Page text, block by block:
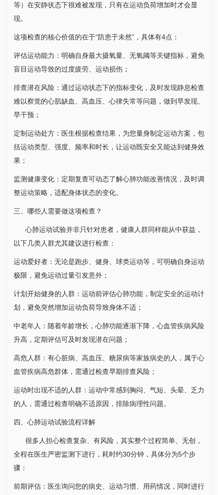
等）在安静状态下很难被发现，只有在运动负荷增加时才会显
现。
这项检查的核心价值的在于“防患于未然”，具体有4点：
评估运动能力：明确自身最大摄氧量、无氧阈等关键指标，避免
盲目运动导致的过度疲劳、运动损伤；
排查潜在风险：通过运动状态下的指标变化，及时发现静息检查
难以察觉的心肌缺血、高血压、心律失常等问题，做到早发现、
早干预；
定制运动处方：医生根据检查结果，为您量身制定运动方案，包
括运动类型、强度、频率和时长，让运动既安全又能达到健身效
果；
监测健康变化：定期复查可动态了解心肺功能改善情况，及时调
整运动策略，适配身体状态的变化。
三、哪些人需要做这项检查？
心肺运动试验并非只针对患者，健康人群同样能从中获益，
以下几类人群尤其建议进行检查：
运动爱好者：无论是跑步、健身、球类运动等，可明确自身运动
极限，避免运动过量引发意外；
计划开始健身的人群：运动前评估心肺功能，制定安全的运动计
划，避免突然增加运动负荷导致身体不适；
中老年人：随着年龄增长，心肺功能逐渐下降，心血管疾病风险
升高，定期评估可及时发现潜在问题；
高危人群：有心脏病、高血压、 糖尿病等家族病史的人，属于心
血管疾病高危群体，需通过检查早期排查风险；
运动时出现不适的人群：运动中常感到胸闷、气短、头晕、乏力
的人，需通过检查明确不适原因，排除病理性问题。
四、心肺运动试验流程详解
很多人担心检查复杂、有风险，其实整个过程简单、无创，
全程在医生严密监测下进行，耗时约30分钟，具体分为5个步
骤：
前期评估：医生询问您的病史、运动习惯、用药情况，同时进行